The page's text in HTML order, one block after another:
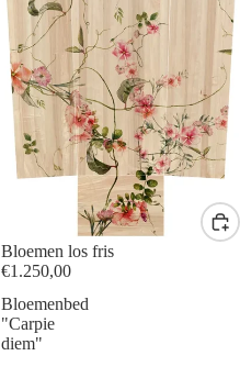
Bloemen los fris
€1.250,00
Bloemenbed
"Carpie
diem"